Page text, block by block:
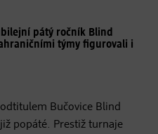
pátý ročník Blind
týmy figurovali i
Bučovice Blind
popáté. Prestiž turnaje